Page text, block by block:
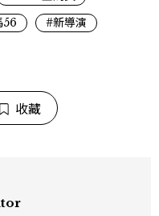
56
#新導演
收藏